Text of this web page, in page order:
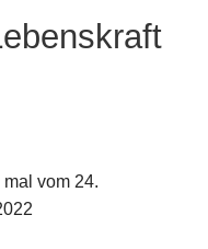
vom 24.